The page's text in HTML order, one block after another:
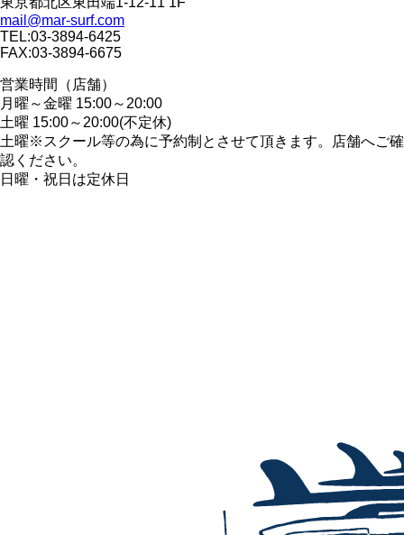
mail@mar-surf.com
TEL:03-3894-6425
FAX:03-3894-6675
営業時間（店舗）
月曜～金曜 15:00～20:00
土曜 15:00～20:00(不定休)
土曜※スクール等の為に予約制とさせて頂きます。店舗へご確
認ください。
日曜・祝日は定休日